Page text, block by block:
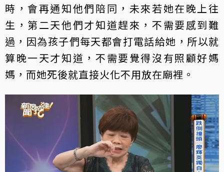
時，會再通知他們陪同，未來若她在晚上往
生，第二天他們才知道趕來，不需要感到難
過，因為孩子們每天都會打電話給她，所以就
算晚一天才知道，不需要覺得沒有照顧好媽
媽，而她死後就直接火化不用放在廟裡。